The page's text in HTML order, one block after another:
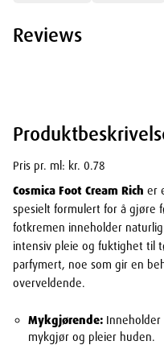
Pris pr. ml: kr. 0.78
Cosmica Foot Cream Rich er
spesielt formulert for å gjøre
fotkremen inneholder
intensiv pleie og fuktighet til
parfymert, noe som gir en
overveldende.
Mykgjørende: Inneholder
mykgjør og pleier huden.
Reviews